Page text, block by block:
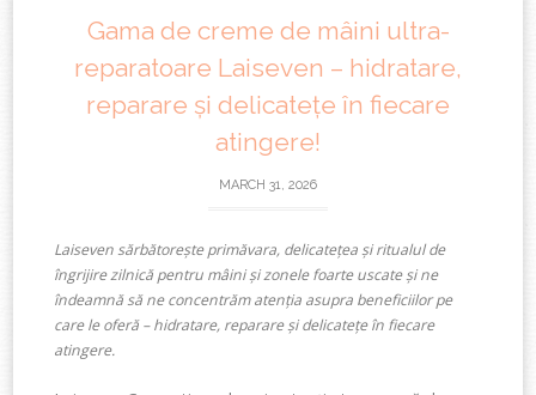
Gama de creme de mâini ultra-
reparatoare Laiseven – hidratare,
reparare și delicatețe în fiecare
atingere!
MARCH 31, 2026
Laisevensărbătorește primăvara, delicatețea șiritualul de
îngrijire zilnică pentru mâini și zonele foarte uscate și ne
îndeamnă să ne concentrăm atenția asupra beneficiilor pe
care le oferă – hidratare, reparare și delicatețe în fiecare
atingere.